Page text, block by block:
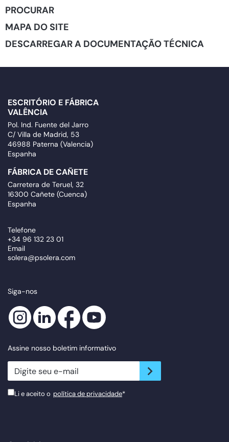
PROCURAR
MAPA DO SITE
DESCARREGAR A DOCUMENTAÇÃO TÉCNICA
ESCRITÓRIO E FÁBRICA
VALÊNCIA
Pol. Ind. Fuente del Jarro
C/ Villa de Madrid, 53
46988 Paterna (Valencia)
Espanha
FÁBRICA DE CAÑETE
Carretera de Teruel, 32
16300 Cañete (Cuenca)
Espanha
Telefone
+34 96 132 23 01
Email
solera@psolera.com
Siga-nos
Assine nosso boletim informativo
newsletter.suscribe
Li e aceito o política de privacidade*